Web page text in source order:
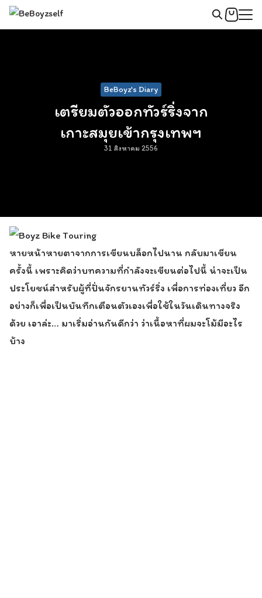
Skip
BeBoyz's Diary
เตรียมตัวออกทัวร์ริ่งจาก
เกาะสมุยเข้ากรุงเทพฯ
31 สิงหาคม 2556
หายหน้าหายตาจากการเขียนบล็อกไปนาน กลับมาเขียน
ครั้งนี้ เพราะคิดว่าบทความที่กำลังจะเขียนต่อไปนี้ น่าจะเป็น
ประโยชน์สำหรับผู้ที่ปั่นจักรยานทัวร์ริ่ง เพื่อการท่องเที่ยว อีก
อย่างก็เพื่อเป็นบันทึกเตือนตัวเองเพื่อใช้ในวันเดินทางจริง
ด้วย เอาล่ะ… มาเริ่มอ่านกันดีกว่า ว่าเนื้อหาที่ผมจะโม้มีอะไร
บ้าง